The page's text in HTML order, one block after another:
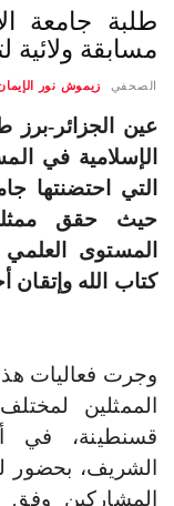
طلبة جامعة
مسابقة ولائية
الصحفي زيموش نور
عين الجزائر-برز
الإسلامية في
حيث حقق
المستوى
كتاب الله وإتقان
وجرت فعاليات
الممثلين
قسنطينة، في
الشريف، بحضور
المشاركين وفق